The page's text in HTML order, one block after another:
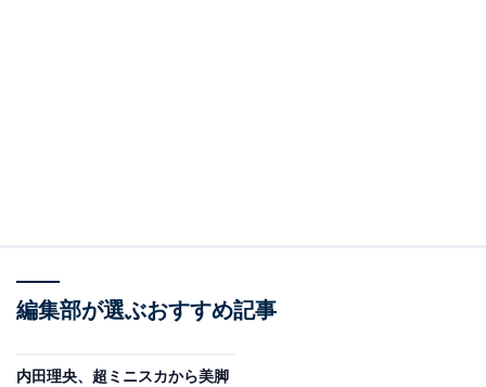
編集部が選ぶおすすめ記事
内田理央、超ミニスカから美脚